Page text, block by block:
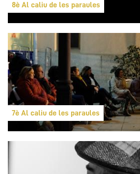
8è Al caliu de les paraules
7è Al caliu de les paraules